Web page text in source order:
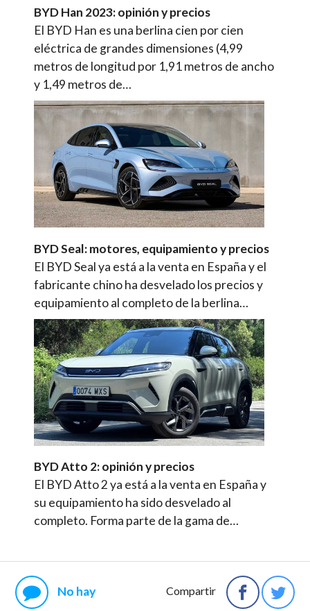
BYD Han 2023: opinión y precios
El BYD Han es una berlina cien por cien
eléctrica de grandes dimensiones (4,99
metros de longitud por 1,91 metros de ancho
y 1,49 metros de…
BYD Seal: motores, equipamiento y precios
El BYD Seal ya está a la venta en España y el
fabricante chino ha desvelado los precios y
equipamiento al completo de la berlina…
BYD Atto 2: opinión y precios
El BYD Atto 2 ya está a la venta en España y
su equipamiento ha sido desvelado al
completo. Forma parte de la gama de…
Compartir
No hay